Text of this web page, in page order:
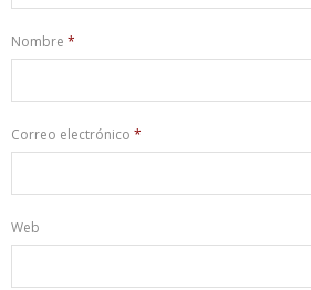
Nombre *
Correo electrónico *
Web